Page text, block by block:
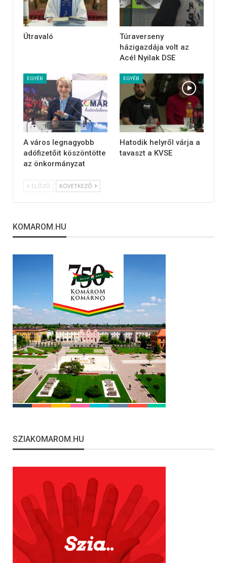
Útravaló
Túraverseny
házigazdája volt az
Acél Nyilak DSE
EGYÉB
A város legnagyobb
adófizetőit köszöntötte
az önkormányzat
EGYÉB
Hatodik helyről várja a
tavaszt a KVSE
ELŐZŐ KÖVETKEZŐ
KOMAROM.HU
SZIAKOMAROM.HU